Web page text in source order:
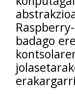
badago